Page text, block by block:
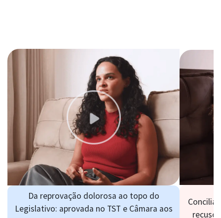
Da reprovação dolorosa ao topo do
Legislativo: aprovada no TST e Câmara aos